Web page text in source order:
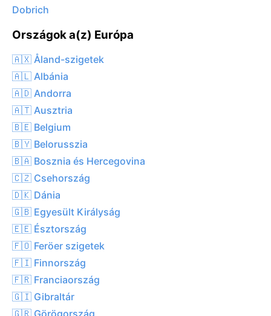
Dobrich
Országok a(z) Európa
🇦🇽 Åland-szigetek
🇦🇱 Albánia
🇦🇩 Andorra
🇦🇹 Ausztria
🇧🇪 Belgium
🇧🇾 Belorusszia
🇧🇦 Bosznia és Hercegovina
🇨🇿 Csehország
🇩🇰 Dánia
🇬🇧 Egyesült Királyság
🇪🇪 Észtország
🇫🇴 Feröer szigetek
🇫🇮 Finnország
🇫🇷 Franciaország
🇬🇮 Gibraltár
🇬🇷 Görögország